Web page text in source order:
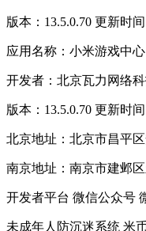
版本：13.5.0.70 更新时
应用名称：小米游戏中心
开发者：北京瓦力网络
版本：13.5.0.70 更新时
北京地址：北京市昌平
南京地址：南京市建邺
开发者平台 微信公众号
未成年人防沉迷系统 米